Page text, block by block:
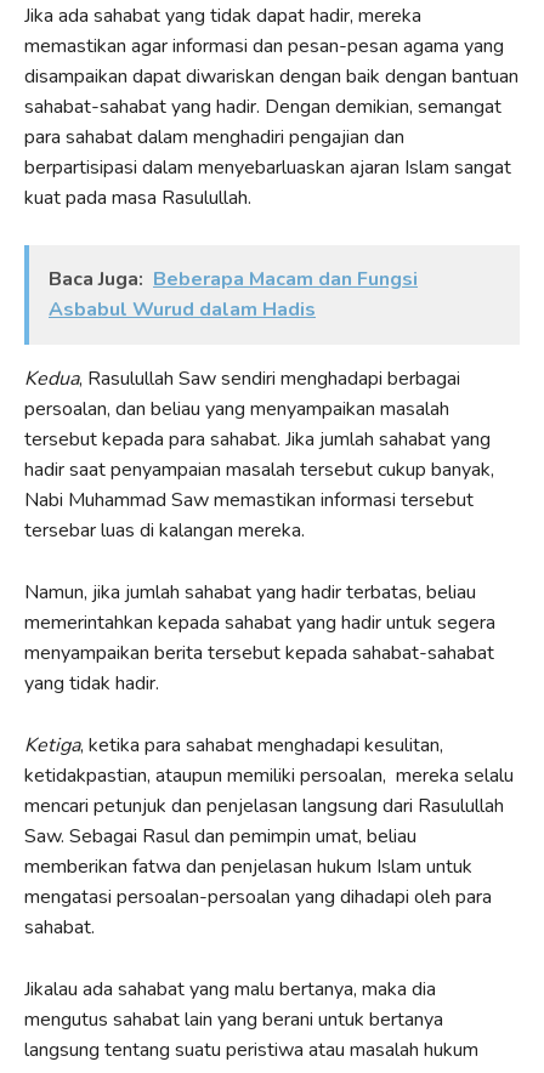
Jika ada sahabat yang tidak dapat hadir, mereka
memastikan agar informasi dan pesan-pesan agama yang
disampaikan dapat diwariskan dengan baik dengan bantuan
sahabat-sahabat yang hadir. Dengan demikian, semangat
para sahabat dalam menghadiri pengajian dan
berpartisipasi dalam menyebarluaskan ajaran Islam sangat
kuat pada masa Rasulullah.
Baca Juga: Beberapa Macam dan Fungsi
Asbabul Wurud dalam Hadis
Kedua, Rasulullah Saw sendiri menghadapi berbagai
persoalan, dan beliau yang menyampaikan masalah
tersebut kepada para sahabat. Jika jumlah sahabat yang
hadir saat penyampaian masalah tersebut cukup banyak,
Nabi Muhammad Saw memastikan informasi tersebut
tersebar luas di kalangan mereka.
Namun, jika jumlah sahabat yang hadir terbatas, beliau
memerintahkan kepada sahabat yang hadir untuk segera
menyampaikan berita tersebut kepada sahabat-sahabat
yang tidak hadir.
Ketiga, ketika para sahabat menghadapi kesulitan,
ketidakpastian, ataupun memiliki persoalan, mereka selalu
mencari petunjuk dan penjelasan langsung dari Rasulullah
Saw. Sebagai Rasul dan pemimpin umat, beliau
memberikan fatwa dan penjelasan hukum Islam untuk
mengatasi persoalan-persoalan yang dihadapi oleh para
sahabat.
Jikalau ada sahabat yang malu bertanya, maka dia
mengutus sahabat lain yang berani untuk bertanya
langsung tentang suatu peristiwa atau masalah hukum